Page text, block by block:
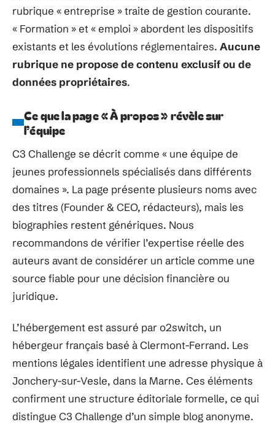
rubrique « entreprise » traite de gestion courante.
« Formation » et « emploi » abordent les dispositifs
existants et les évolutions réglementaires. Aucune
rubrique ne propose de contenu exclusif ou de
données propriétaires.
Ce que la page « À propos » révèle sur
l’équipe
C3 Challenge se décrit comme « une équipe de
jeunes professionnels spécialisés dans différents
domaines ». La page présente plusieurs noms avec
des titres (Founder & CEO, rédacteurs), mais les
biographies restent génériques. Nous
recommandons de vérifier l’expertise réelle des
auteurs avant de considérer un article comme une
source fiable pour une décision financière ou
juridique.
L’hébergement est assuré par o2switch, un
hébergeur français basé à Clermont-Ferrand. Les
mentions légales identifient une adresse physique à
Jonchery-sur-Vesle, dans la Marne. Ces éléments
confirment une structure éditoriale formelle, ce qui
distingue C3 Challenge d’un simple blog anonyme.